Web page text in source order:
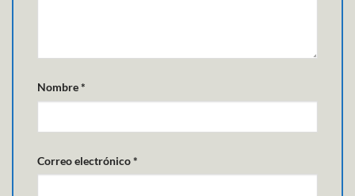
Nombre*
Correo electrónico*